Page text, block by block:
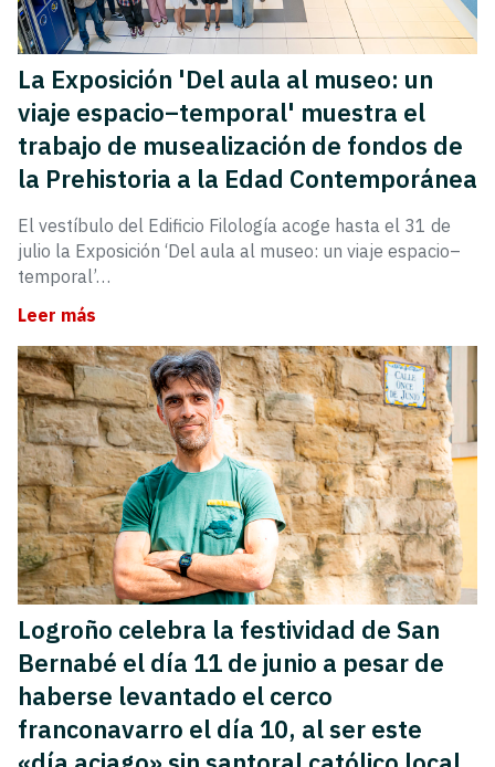
La Exposición 'Del aula al museo: un
viaje espacio–temporal' muestra el
trabajo de musealización de fondos de
la Prehistoria a la Edad Contemporánea
El vestíbulo del Edificio Filología acoge hasta el 31 de
julio la Exposición ‘Del aula al museo: un viaje espacio–
temporal’…
Leer más
Logroño celebra la festividad de San
Bernabé el día 11 de junio a pesar de
haberse levantado el cerco
franconavarro el día 10, al ser este